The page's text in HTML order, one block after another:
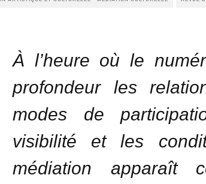
À l’heure où le
profondeur les
modes de
visibilité et les
médiation apparaît